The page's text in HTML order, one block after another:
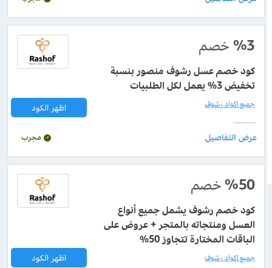
%3خصم
كود خصم عسل رشوف منصور بنسبة
تخفيض 3% يعمل لكل الطلبيات
اظهر الكود جميع اكواد رشوف
مجرب
%50خصم
كود خصم رشوف يشمل جميع أنواع
العسل ومنتجاته بالمتجر + عروض على
الباقات المختارة تتجاوز 50%
اظهر الكود جميع اكواد رشوف